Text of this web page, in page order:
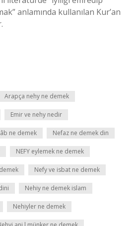
anlamında kullanılan Kur’an
Arapça nehy ne demek
Emir ve nehy nedir
ne demek Nefaz ne demek din
NEFY eylemek ne demek
Nefy ve isbat ne demek
Nehiy ne demek islam
Nehiyler ne demek